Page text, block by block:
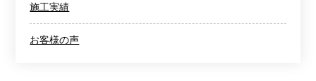
施工実績
お客様の声